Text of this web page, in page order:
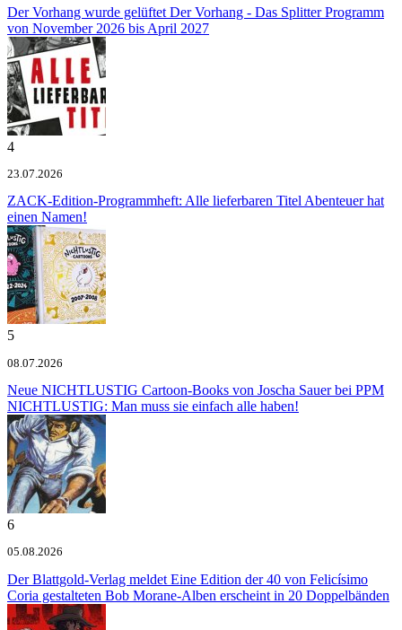
Der Vorhang wurde gelüftet Der Vorhang - Das Splitter Programm
von November 2026 bis April 2027
4
23.07.2026
ZACK-Edition-Programmheft: Alle lieferbaren Titel Abenteuer hat
einen Namen!
5
08.07.2026
Neue NICHTLUSTIG Cartoon-Books von Joscha Sauer bei PPM
NICHTLUSTIG: Man muss sie einfach alle haben!
6
05.08.2026
Der Blattgold-Verlag meldet Eine Edition der 40 von Felicísimo
Coria gestalteten Bob Morane-Alben erscheint in 20 Doppelbänden